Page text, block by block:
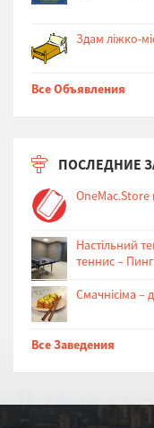
Здам ліжко-
Все Объявления
ПОСЛЕДНИЕ
OneMac.Store
Настільний
теннис –
Cмачнісіма –
Все Заведения